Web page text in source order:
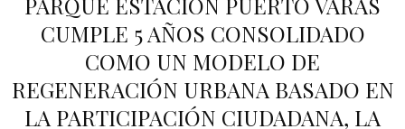
CUMPLE 5 AÑOS CONSOLIDADO
COMO UN MODELO DE
REGENERACIÓN URBANA BASADO EN
LA PARTICIPACIÓN CIUDADANA, LA